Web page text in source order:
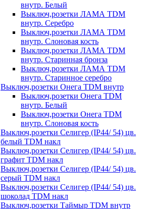
внутр. Белый
Выключ,розетки ЛАМА TDM
внутр. Серебро
Выключ,розетки ЛАМА TDM
внутр. Слоновая кость
Выключ,розетки ЛАМА TDM
внутр. Старинная бронза
Выключ,розетки ЛАМА TDM
внутр. Старинное серебро
Выключ,розетки Онега TDM внутр
Выключ,розетки Онега TDM
внутр. Белый
Выключ,розетки Онега TDM
внутр. Слоновая кость
Выключ,розетки Селигер (IP44/ 54) цв.
белый TDM накл
Выключ,розетки Селигер (IP44/ 54) цв.
графит TDM накл
Выключ,розетки Селигер (IP44/ 54) цв.
серый TDM накл
Выключ,розетки Селигер (IP44/ 54) цв.
шоколад TDM накл
Выключ,розетки Таймыр TDM внутр